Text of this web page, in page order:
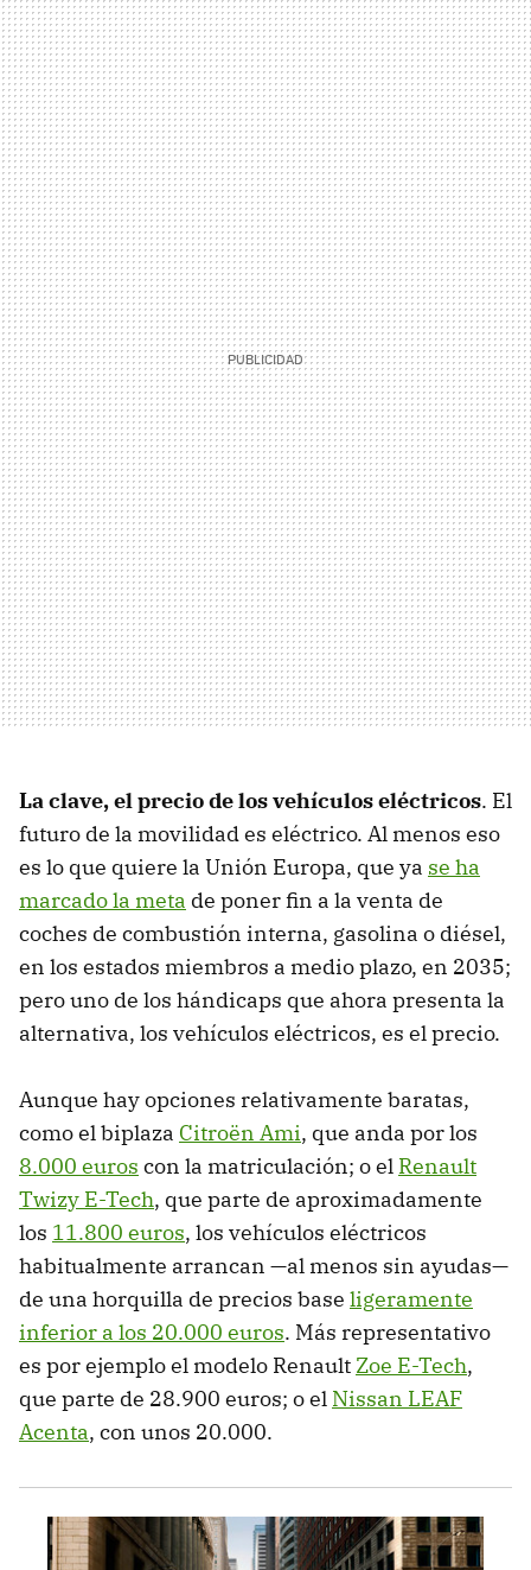
La clave, el precio de los vehículos eléctricos. El
futuro de la movilidad es eléctrico. Al menos eso
es lo que quiere la Unión Europa, que ya se ha
marcado la meta de poner fin a la venta de
coches de combustión interna, gasolina o diésel,
en los estados miembros a medio plazo, en 2035;
pero uno de los hándicaps que ahora presenta la
alternativa, los vehículos eléctricos, es el precio.
Aunque hay opciones relativamente baratas,
como el biplaza Citroën Ami, que anda por los
8.000 euros con la matriculación; o el Renault
Twizy E-Tech, que parte de aproximadamente
los 11.800 euros, los vehículos eléctricos
habitualmente arrancan —al menos sin ayudas—
de una horquilla de precios base ligeramente
inferior a los 20.000 euros. Más representativo
es por ejemplo el modelo Renault Zoe E-Tech,
que parte de 28.900 euros; o el Nissan LEAF
Acenta, con unos 20.000.